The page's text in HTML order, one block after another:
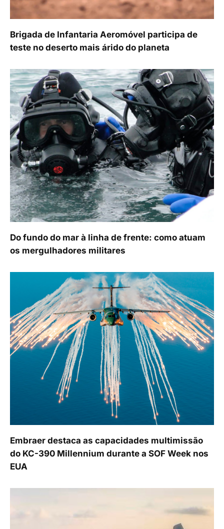
Brigada de Infantaria Aeromóvel participa de
teste no deserto mais árido do planeta
Do fundo do mar à linha de frente: como atuam
os mergulhadores militares
Embraer destaca as capacidades multimissão
do KC-390 Millennium durante a SOF Week nos
EUA